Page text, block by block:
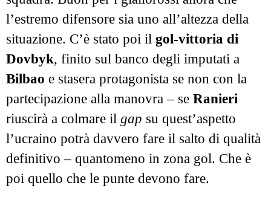
l’estremo difensore sia uno all’altezza della
situazione. C’è stato poi il gol-vittoria di
Dovbyk, finito sul banco degli imputati a
Bilbao e stasera protagonista se non con la
partecipazione alla manovra – se Ranieri
riuscirà a colmare il gap su quest’aspetto
l’ucraino potrà davvero fare il salto di qualità
definitivo – quantomeno in zona gol. Che è
poi quello che le punte devono fare.